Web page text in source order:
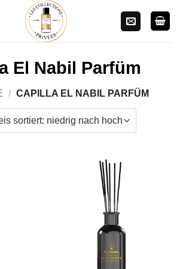
El Nabil Parfüm
/ CAPILLA EL NABIL PARFÜM